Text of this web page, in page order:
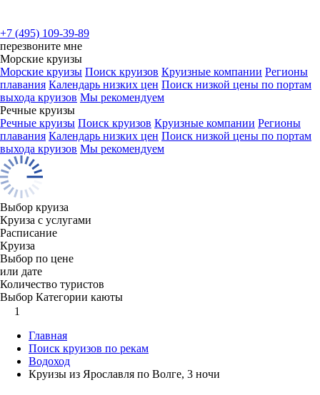
+7 (495) 109-39-89
перезвоните мне
Морские круизы
Морские круизы Поиск круизов Круизные компании Регионы
плавания Календарь низких цен Поиск низкой цены по портам
выхода круизов Мы рекомендуем
Речные круизы
Речные круизы Поиск круизов Круизные компании Регионы
плавания Календарь низких цен Поиск низкой цены по портам
выхода круизов Мы рекомендуем
Выбор круиза
Круиза с услугами
Расписание
Круиза
Выбор по цене
или дате
Количество туристов
Выбор Категории каюты
1
Главная
Поиск круизов по рекам
Водоход
Круизы из Ярославля по Волге, 3 ночи